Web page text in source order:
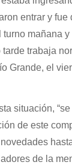
entrar y
mañana
trabaja
Grande, el
situación,
de este
de la